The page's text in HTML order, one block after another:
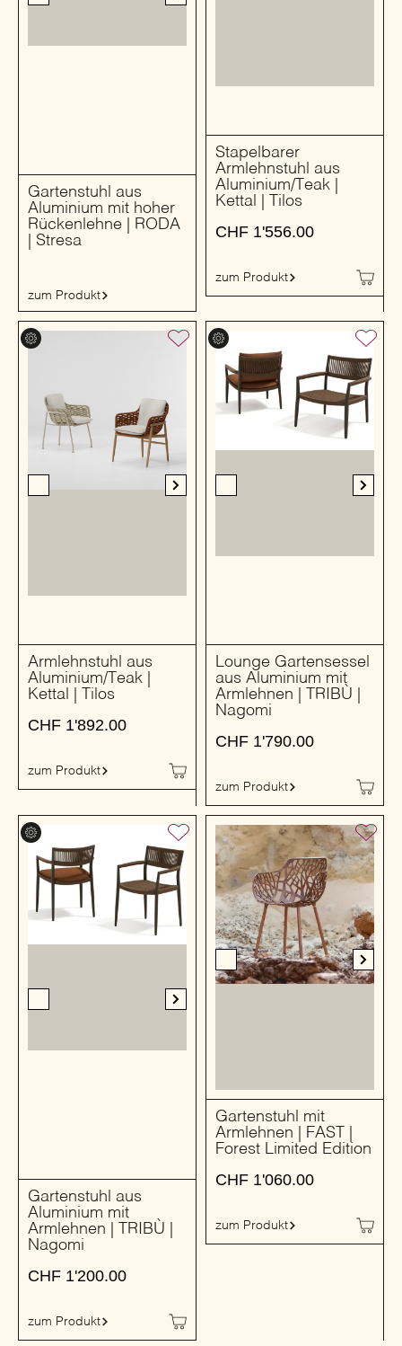
Gartenstuhl aus
Aluminium mit hoher
Rückenlehne | RODA
| Stresa
zum Produkt
Stapelbarer
Armlehnstuhl aus
Aluminium/Teak |
Kettal | Tilos
CHF 1'556.00
zum Produkt
Armlehnstuhl aus
Aluminium/Teak |
Kettal | Tilos
CHF 1'892.00
zum Produkt
Lounge Gartensessel
aus Aluminium mit
Armlehnen | TRIBÙ |
Nagomi
CHF 1'790.00
zum Produkt
Gartenstuhl aus
Aluminium mit
Armlehnen | TRIBÙ |
Nagomi
CHF 1'200.00
zum Produkt
Gartenstuhl mit
Armlehnen | FAST |
Forest Limited Edition
CHF 1'060.00
zum Produkt